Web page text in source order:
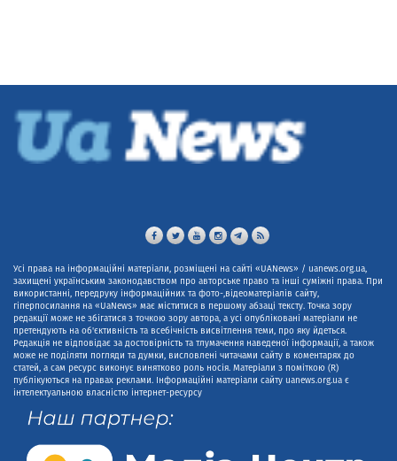
Усі права на інформаційні матеріали, розміщені на сайті «UANews» / uanews.org.ua,
захищені українським законодавством про авторське право та інші суміжні права. При
використанні, передруку інформаційних та фото-,відеоматеріалів сайту,
гіперпосилання на «UaNews» має міститися в першому абзаці тексту. Точка зору
редакції може не збігатися з точкою зору автора, а усі опубліковані матеріали не
претендують на об'єктивність та всебічність висвітлення теми, про яку йдеться.
Редакція не відповідає за достовірність та тлумачення наведеної інформації, а також
може не поділяти погляди та думки, висловлені читачами сайту в коментарях до
статей, а сам ресурс виконує винятково роль носія. Матеріали з поміткою (R)
публікуються на правах реклами. Інформаційні матеріали сайту uanews.org.ua є
інтелектуальною власністю інтернет-ресурсу